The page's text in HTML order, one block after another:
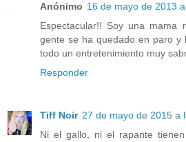
Anónimo 16 de mayo de 2013
Espectacular!! Soy una mama
gente se ha quedado en paro y
todo un entretenimiento muy
Responder
Tiff Noir 27 de mayo de 2015 a
Ni el gallo, ni el rapante